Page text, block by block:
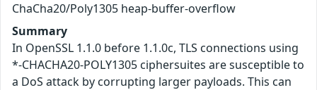
ChaCha20/Poly1305 heap-buffer-overflow
Summary
In OpenSSL 1.1.0 before 1.1.0c, TLS connections using
*-CHACHA20-POLY1305 ciphersuites are susceptible to
a DoS attack by corrupting larger payloads. This can